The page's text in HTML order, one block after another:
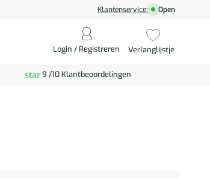
Klantenservice: Open
Login / Registreren Verlanglijstje
star9 /10 Klantbeoordelingen